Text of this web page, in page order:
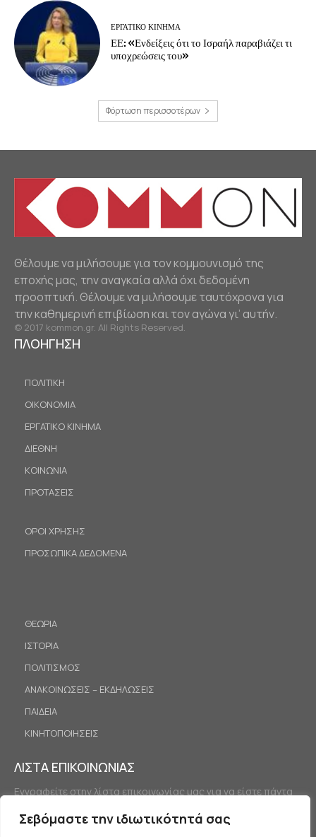
Σεβόμαστε την ιδιωτικότητά σας
ΕΡΓΑΤΙΚΟ ΚΙΝΗΜΑ
ΕΕ: «Ενδείξεις ότι το Ισραήλ παραβιάζει τι
υποχρεώσεις του»
Φόρτωση περισσοτέρων
Θέλουμε να μιλήσουμε για τον κομμουνισμό της
εποχής μας, την αναγκαία αλλά όχι δεδομένη
προοπτική. Θέλουμε να μιλήσουμε ταυτόχρονα για
την καθημερινή επιβίωση και τον αγώνα γι’ αυτήν.
© 2017 kommon.gr. All Rights Reserved.
ΠΛΟΗΓΗΣΗ
ΠΟΛΙΤΙΚΗ
ΟΙΚΟΝΟΜΙΑ
ΕΡΓΑΤΙΚΟ ΚΙΝΗΜΑ
ΔΙΕΘΝΗ
ΚΟΙΝΩΝΙΑ
ΠΡΟΤΑΣΕΙΣ
ΟΡΟΙ ΧΡΗΣΗΣ
ΠΡΟΣΩΠΙΚΑ ΔΕΔΟΜΕΝΑ
ΘΕΩΡΙΑ
ΙΣΤΟΡΙΑ
ΠΟΛΙΤΙΣΜΟΣ
ΑΝΑΚΟΙΝΩΣΕΙΣ – ΕΚΔΗΛΩΣΕΙΣ
ΠΑΙΔΕΙΑ
ΚΙΝΗΤΟΠΟΙΗΣΕΙΣ
ΛΙΣΤΑ ΕΠΙΚΟΙΝΩΝΙΑΣ
Εγγραφείτε στην λίστα επικοινωνίας μας για να είστε πάντα